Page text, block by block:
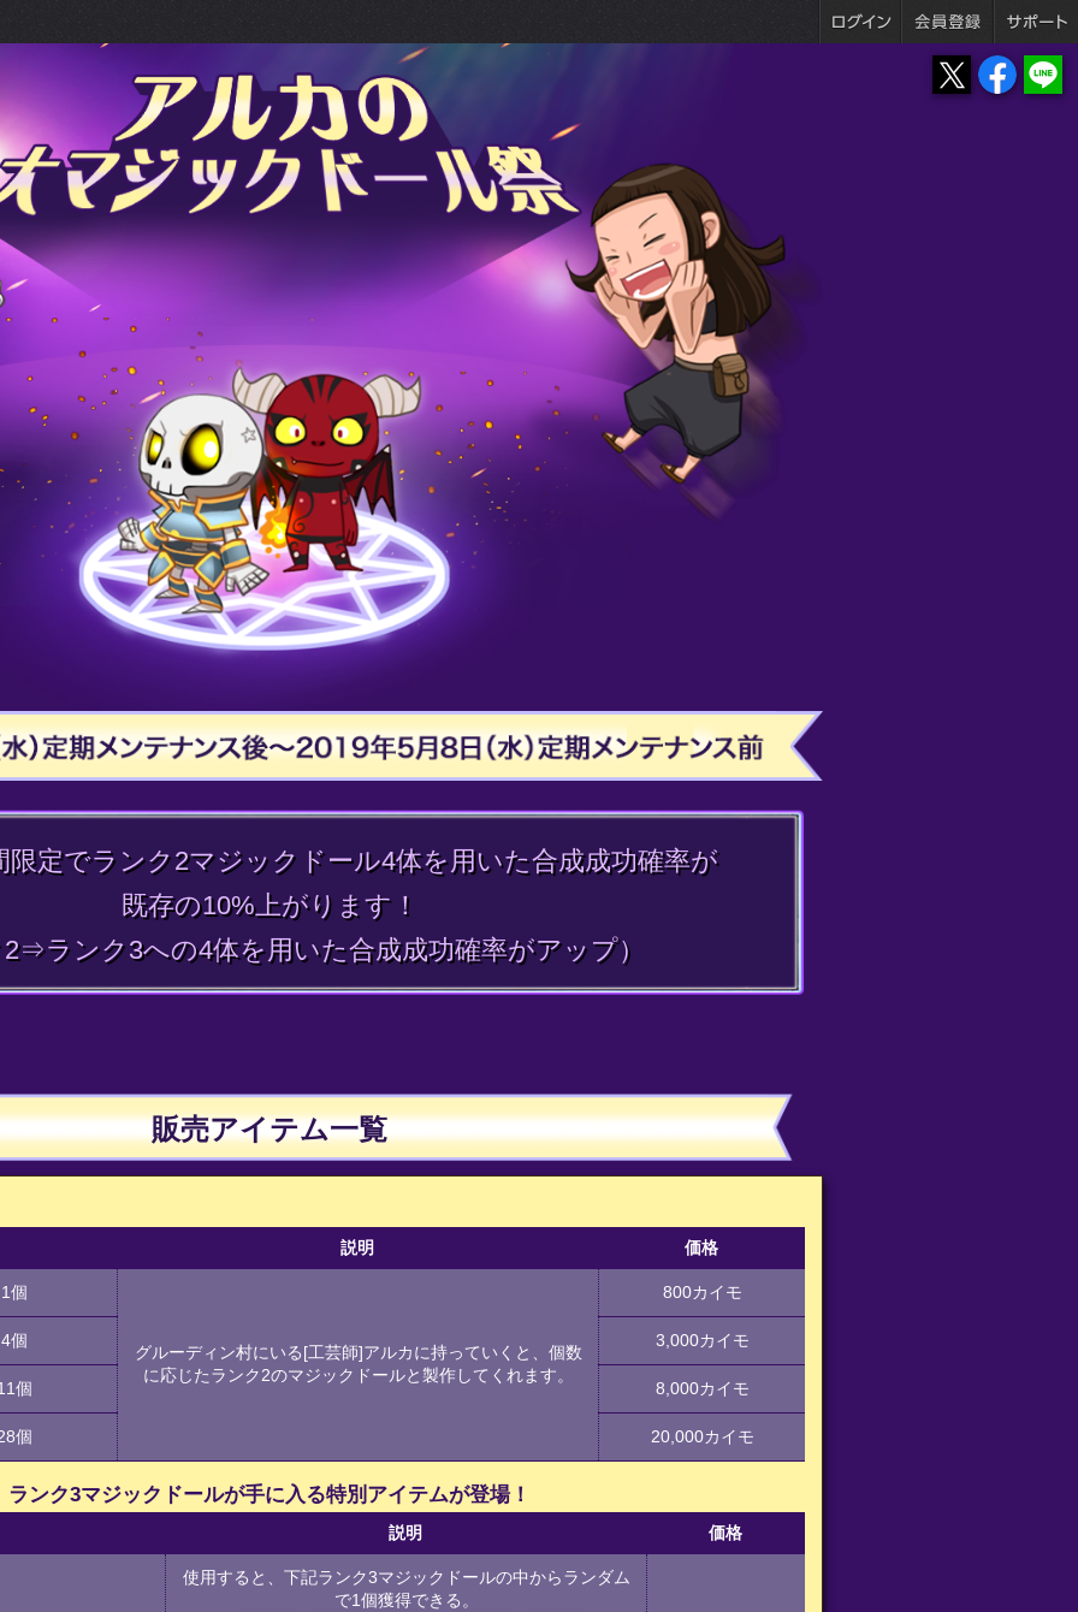
限定でランク2マジックドール4体を用いた合成成功確率が
既存の10%上がります！
ランク3への4体を用いた合成成功確率がアップ）
販売アイテム一覧
説明 価格
個
グルーディン村にいる[工芸師]アルカに持っていくと、個数
に応じたランク2のマジックドールと製作してくれます。
800カイモ
個 3,000カイモ
個 8,000カイモ
個 20,000カイモ
ランク3マジックドールが手に入る特別アイテムが登場！
説明 価格
使用すると、下記ランク3マジックドールの中からランダム
で1個獲得できる。